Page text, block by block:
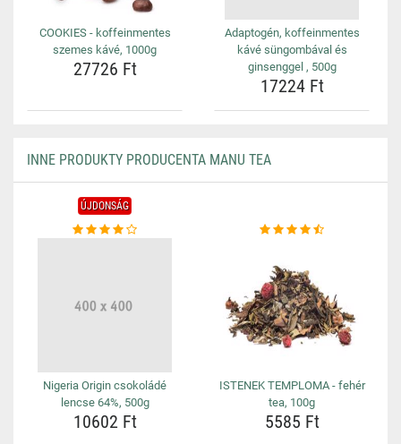
COOKIES - koffeinmentes
szemes kávé, 1000g
27726 Ft
Adaptogén, koffeinmentes
kávé süngombával és
ginsenggel , 500g
17224 Ft
INNE PRODUKTY PRODUCENTA MANU TEA
ÚJDONSÁG
Nigeria Origin csokoládé
lencse 64%, 500g
10602 Ft
ISTENEK TEMPLOMA - fehér
tea, 100g
5585 Ft